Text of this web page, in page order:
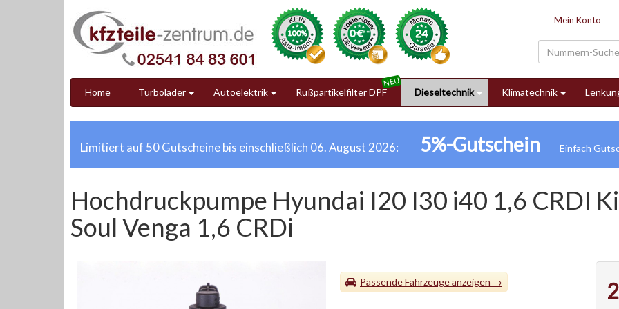
Mein Konto
Home Turbolader Autoelektrik Rußpartikelfilter DPF Dieseltechnik Klimatechnik
Limitiert auf 50 Gutscheine bis einschließlich 06. August 2026: 5%-Gutschein
Hochdruckpumpe Hyundai I20 I30 i40 1,6 CRDI
Soul Venga 1,6 CRDi
Passende Fahrzeuge